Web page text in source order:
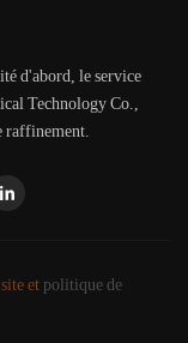
d'abord, le service
Technology Co.,
raffinement.
et politique de